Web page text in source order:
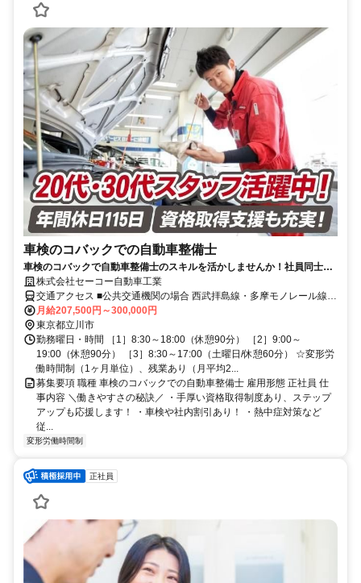
車検のコバックでの自動車整備士
車検のコバックで自動車整備士のスキルを活かしませんか！社員同士の
仲がいい若い職場です♪安定感も抜群！
株式会社セーコー自動車工業
交通アクセス ■公共交通機関の場合 西武拝島線・多摩モノレール線
「玉川上水駅」南口より徒歩1分 ・立川北駅から多摩モノレールで約
15分 ・拝島駅から西武拝島線で約10分 車通勤の方多数いらっしゃい
ます。 駐車場ございます。
月給207,500円～300,000円
東京都立川市
勤務曜日・時間 ［1］8:30～18:00（休憩90分） ［2］9:00～
19:00（休憩90分） ［3］8:30～17:00（土曜日/休憩60分） ☆変形労
働時間制（1ヶ月単位）、残業あり（月平均2...
募集要項 職種 車検のコバックでの自動車整備士 雇用形態 正社員 仕
事内容 ＼働きやすさの秘訣／ ・手厚い資格取得制度あり、ステップ
アップも応援します！ ・車検や社内割引あり！ ・熱中症対策など
従...
変形労働時間制
正社員